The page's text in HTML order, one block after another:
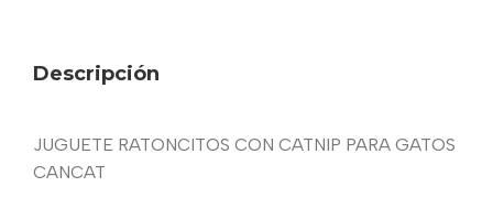
Descripción
JUGUETE RATONCITOS CON CATNIP PARA GATOS
CANCAT